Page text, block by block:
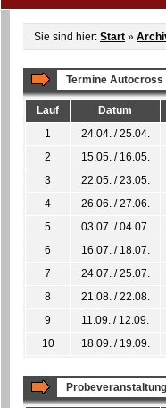
Sie sind hier: Start »
Termine Autocross
Lauf Datum
1
24.04. / 25.04.
2
15.05. / 16.05.
3
22.05. / 23.05.
4
26.06. / 27.06.
5
03.07. / 04.07.
6
16.07. / 18.07.
7
24.07. / 25.07.
8
21.08. / 22.08.
9
11.09. / 12.09.
10
18.09. / 19.09.